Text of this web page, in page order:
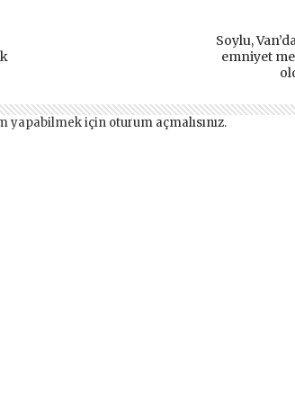
Soylu,
emniyet
yapabilmek için oturum açmalısınız.